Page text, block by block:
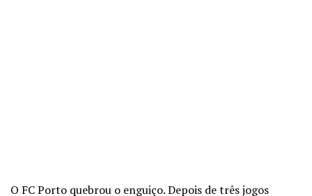
O FC Porto quebrou o enguiço. Depois de três jogos